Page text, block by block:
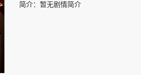
简介： 暂无剧情简介